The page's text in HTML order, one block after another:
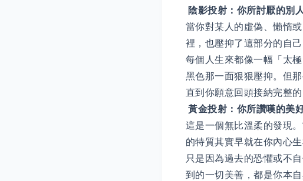
陰影投射：你所討厭的別
當你對某人的虛偽、懶惰
裡，也壓抑了這部分的自己
每個人生來都像一幅「太
黑色那一面狠狠壓抑。但
直到你願意回頭接納完整的
黃金投射：你所讚嘆的美
這是一個無比溫柔的發現
的特質其實早就在你內心生
只是因為過去的恐懼或不
到的一切美善，都是你本自